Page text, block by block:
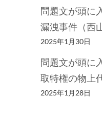
問題文が頭に
漏洩事件（西
2025年1月30日
問題文が頭に
取特権の物上
2025年1月28日